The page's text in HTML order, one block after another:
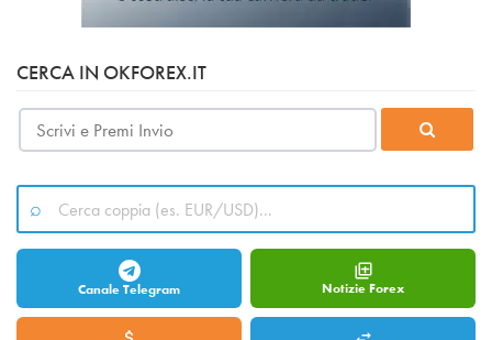
CERCA IN OKFOREX.IT
Canale Telegram Notizie Forex